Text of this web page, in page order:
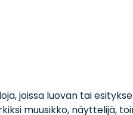
joissa luovan tai
muusikko, näyttelijä,